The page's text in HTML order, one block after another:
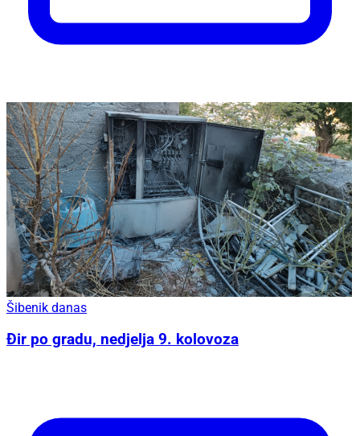
Šibenik danas
Đir po gradu, nedjelja 9. kolovoza